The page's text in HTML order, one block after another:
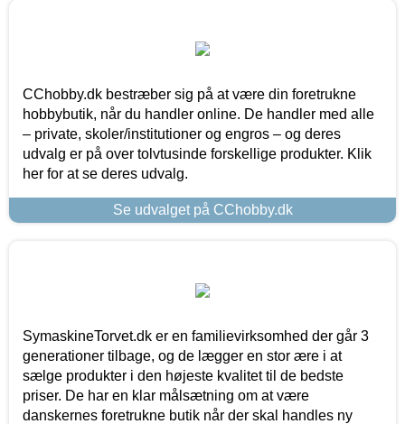
CChobby.dk bestræber sig på at være din foretrukne
hobbybutik, når du handler online. De handler med alle
– private, skoler/institutioner og engros – og deres
udvalg er på over tolvtusinde forskellige produkter. Klik
her for at se deres udvalg.
Se udvalget på CChobby.dk
SymaskineTorvet.dk er en familievirksomhed der går 3
generationer tilbage, og de lægger en stor ære i at
sælge produkter i den højeste kvalitet til de bedste
priser. De har en klar målsætning om at være
danskernes foretrukne butik når der skal handles ny